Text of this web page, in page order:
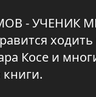
-
ходить
Косе и